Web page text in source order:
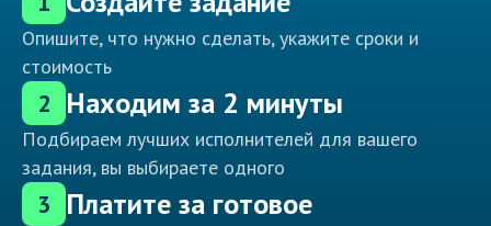
Опишите, что нужно сделать, укажите сроки и
стоимость
2 Находим за 2 минуты
Подбираем лучших исполнителей для вашего
задания, вы выбираете одного
3 Платите за готовое